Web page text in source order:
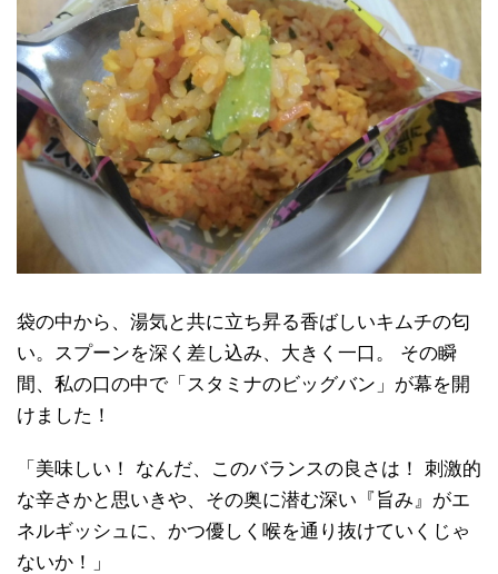
袋の中から、湯気と共に立ち昇る香ばしいキムチの匂
い。スプーンを深く差し込み、大きく一口。 その瞬
間、私の口の中で「スタミナのビッグバン」が幕を開
けました！
「美味しい！ なんだ、このバランスの良さは！ 刺激的
な辛さかと思いきや、その奥に潜む深い『旨み』がエ
ネルギッシュに、かつ優しく喉を通り抜けていくじゃ
ないか！」